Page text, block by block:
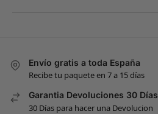
Envío gratis a toda España
Recibe tu paquete en 7 a 15 días
Garantia Devoluciones 30 Días
30 Días para hacer una Devolucion